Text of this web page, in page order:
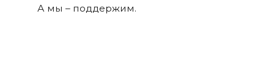
А мы – поддержим.